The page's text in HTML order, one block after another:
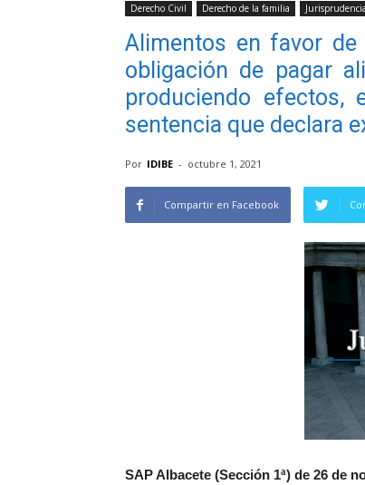
Derecho Civil Derecho de la familia Jurisprudencia
Alimentos en favor
obligación de pagar
produciendo efectos,
sentencia que declara
Por IDIBE - octubre 1, 2021
Compartir en Facebook
SAP Albacete (Sección 1ª) de 26 de